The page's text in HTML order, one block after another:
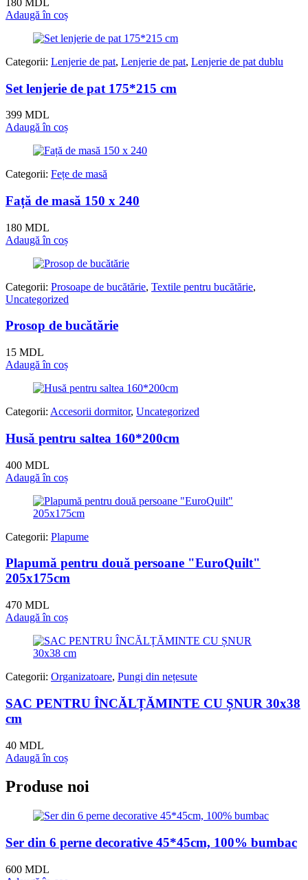
Adaugă în coș
Categorii: Lenjerie de pat, Lenjerie de pat, Lenjerie de pat dublu
Set lenjerie de pat 175*215 cm
399 MDL
Adaugă în coș
Categorii: Fețe de masă
Față de masă 150 x 240
180 MDL
Adaugă în coș
Categorii: Prosoape de bucătărie, Textile pentru bucătărie,
Uncategorized
Prosop de bucătărie
15 MDL
Adaugă în coș
Categorii: Accesorii dormitor, Uncategorized
Husă pentru saltea 160*200cm
400 MDL
Adaugă în coș
Categorii: Plapume
Plapumă pentru două persoane "EuroQuilt"
205x175cm
470 MDL
Adaugă în coș
Categorii: Organizatoare, Pungi din nețesute
SAC PENTRU ÎNCĂLȚĂMINTE CU ȘNUR 30x38
cm
40 MDL
Adaugă în coș
Produse noi
Ser din 6 perne decorative 45*45cm, 100% bumbac
600 MDL